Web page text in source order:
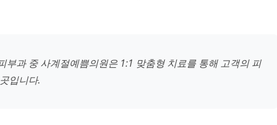
부과 중 사계절예쁨의원은 1:1 맞춤형 치료를 통해 고객의 피
입니다.